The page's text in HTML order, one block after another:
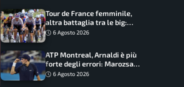
Tour de France femminile,
altra battaglia tra le big:
Longo Borghini sogna il
colpo
6 Agosto 2026
ATP Montreal, Arnaldi è più
forte degli errori: Marozsan
piegato dopo oltre due ore
6 Agosto 2026